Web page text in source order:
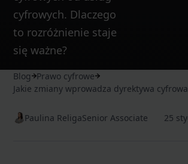
cyfrowych. Dlaczego
to rozróżnienie staje
się ważne?
Blog
Prawo cyfrowe
Jakie zmiany wprowadza dyrektywa
Paulina ReligaSenior Associate 25